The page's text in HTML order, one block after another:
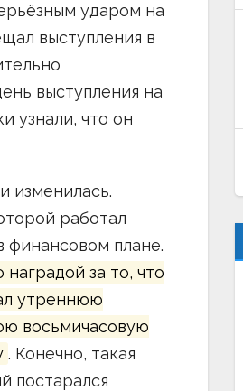
ударом на
выступления в
выступления на
узнали, что он
изменилась.
работал
плане.
наградой за то, что
утреннюю
восьмичасовую
. Конечно, такая
постарался